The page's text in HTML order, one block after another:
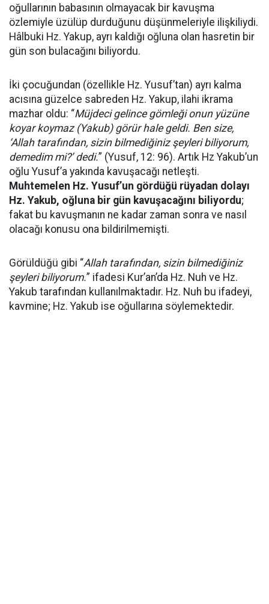
oğullarının babasının olmayacak bir kavuşma
özlemiyle üzülüp durduğunu düşünmeleriyle ilişkiliydi.
Hâlbuki Hz. Yakup, ayrı kaldığı oğluna olan hasretin bir
gün son bulacağını biliyordu.
İki çocuğundan (özellikle Hz. Yusuf’tan) ayrı kalma
acısına güzelce sabreden Hz. Yakup, ilahi ikrama
mazhar oldu: “Müjdeci gelince gömleği onun yüzüne
koyar koymaz (Yakub) görür hale geldi. Ben size,
‘Allah tarafından, sizin bilmediğiniz şeyleri biliyorum,
demedim mi?’ dedi.” (Yusuf, 12: 96). Artık Hz Yakub’un
oğlu Yusuf’a yakında kavuşacağı netleşti.
Muhtemelen Hz. Yusuf’un gördüğü rüyadan dolayı
Hz. Yakub, oğluna bir gün kavuşacağını biliyordu;
fakat bu kavuşmanın ne kadar zaman sonra ve nasıl
olacağı konusu ona bildirilmemişti.
Görüldüğü gibi “Allah tarafından, sizin bilmediğiniz
şeyleri biliyorum.” ifadesi Kur’an’da Hz. Nuh ve Hz.
Yakub tarafından kullanılmaktadır. Hz. Nuh bu ifadeyi,
kavmine; Hz. Yakub ise oğullarına söylemektedir.